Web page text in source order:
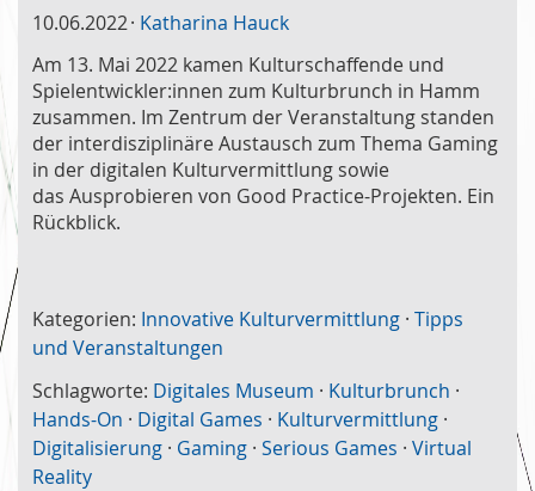
10.06.2022 Katharina Hauck
Am 13. Mai 2022 kamen Kulturschaffende und
Spielentwickler:innen zum Kulturbrunch in Hamm
zusammen. Im Zentrum der Veranstaltung standen
der interdisziplinäre Austausch zum Thema Gaming
in der digitalen Kulturvermittlung sowie
das Ausprobieren von Good Practice-Projekten. Ein
Rückblick.
Kategorien: Innovative Kulturvermittlung · Tipps
und Veranstaltungen
Schlagworte: Digitales Museum · Kulturbrunch ·
Hands-On · Digital Games · Kulturvermittlung ·
Digitalisierung · Gaming · Serious Games · Virtual
Reality